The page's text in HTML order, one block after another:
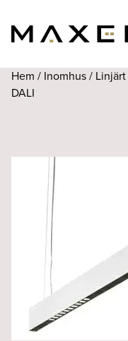
Hem / Inomhus/ Linjärt
DALI